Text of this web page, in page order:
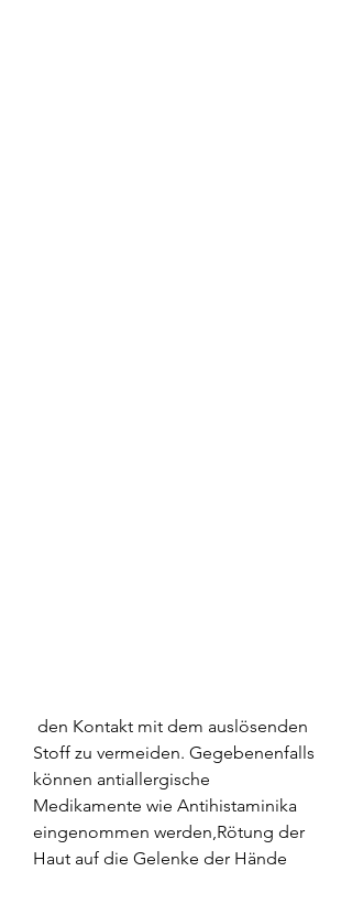
Stoff zu vermeiden. Gegebenenfalls
können antiallergische
Medikamente wie Antihistaminika
eingenommen werden,Rötung der
Haut auf die Gelenke der Hände